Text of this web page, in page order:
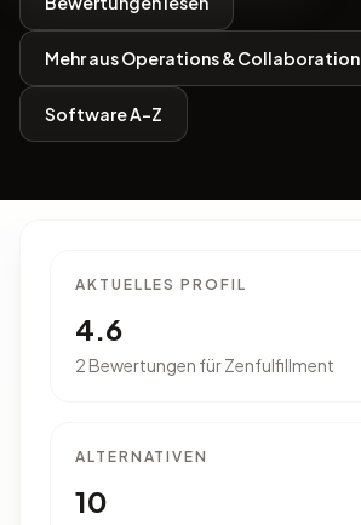
Mehr aus Operations & Collaboration
Software A-Z
AKTUELLES PROFIL
4.6
2 Bewertungen für Zenfulfillment
ALTERNATIVEN
10